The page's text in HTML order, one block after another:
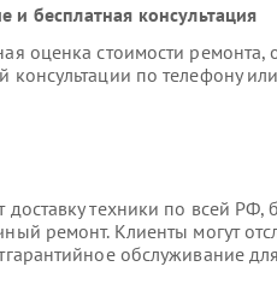
и бесплатная консультация
оценка стоимости ремонта,
консультации по телефону
техники по всей РФ,
ремонт. Клиенты могут
обслуживание